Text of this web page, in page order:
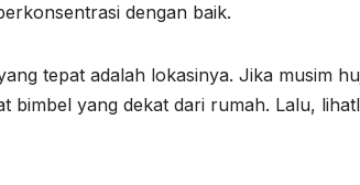
dengan baik.
tepat adalah lokasinya. Jika musim
bimbel yang dekat dari rumah. Lalu,